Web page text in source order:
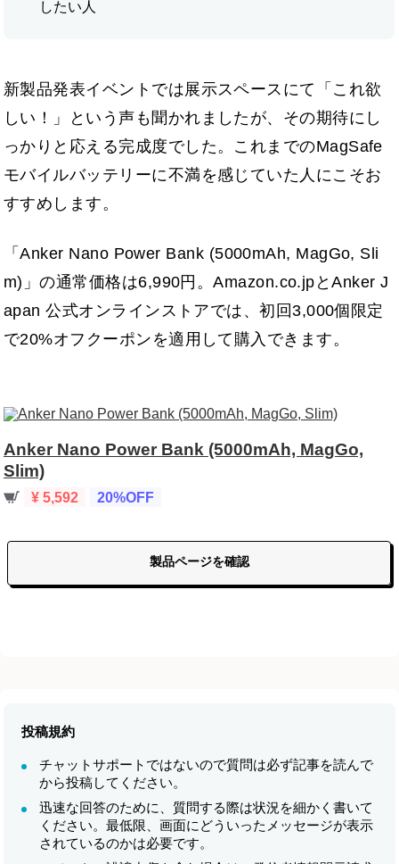
したい人
新製品発表イベントでは展示スペースにて「これ欲
しい！」という声も聞かれましたが、その期待にし
っかりと応える完成度でした。これまでのMagSafe
モバイルバッテリーに不満を感じていた人にこそお
すすめします。
「Anker Nano Power Bank (5000mAh, MagGo, Sli
m)」の通常価格は6,990円。Amazon.co.jpとAnker J
apan 公式オンラインストアでは、初回3,000個限定
で20%オフクーポンを適用して購入できます。
Anker Nano Power Bank (5000mAh, MagGo,
Slim)
¥ 5,592 20%OFF
製品ページを確認
投稿規約
チャットサポートではないので質問は必ず記事を読んで
から投稿してください。
迅速な回答のために、質問する際は状況を細かく書いて
ください。最低限、画面にどういったメッセージが表示
されているのかは必要です。